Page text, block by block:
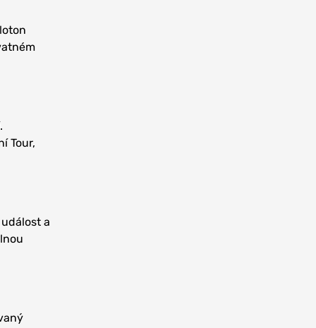
Tour,
a